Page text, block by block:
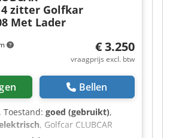
4 zitter Golfkar
Met Lader
€ 3.250
vraagprijs excl. btw
Bellen
, Toestand: goed (gebruikt),
, Golfcar CLUBCAR